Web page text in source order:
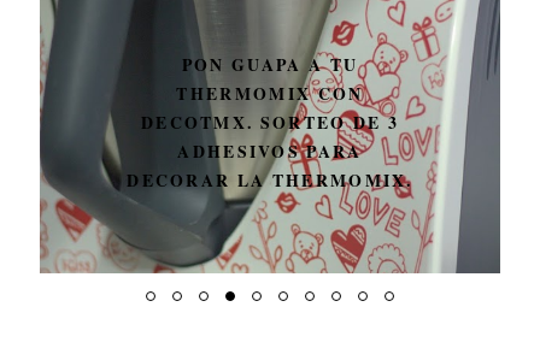
UN MÍNIMO PARÉNTESIS